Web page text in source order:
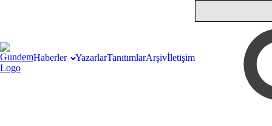
Haberler YazarlarTanıtımlarArşivİletişim